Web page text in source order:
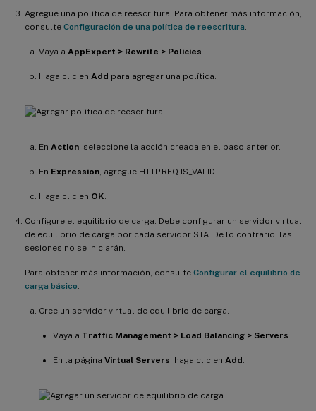
Agregue una política de reescritura. Para obtener más información,
consulte Configuración de una política de reescritura
Vaya a AppExpert > Rewrite > Policies
Haga clic en Add para agregar una política.
En Action , seleccione la acción creada en el paso anterior.
En Expression , agregue HTTP.REQ.IS_VALID.
Haga clic en OK
Configure el equilibrio de carga. Debe configurar un servidor virtual
de equilibrio de carga por cada servidor STA. De lo contrario, las
sesiones no se iniciarán.
Para obtener más información, consulte Configurar el equilibrio de
carga básico
Cree un servidor virtual de equilibrio de carga.
Vaya a Traffic Management > Load Balancing > Servers
En la página Virtual Servers , haga clic en Add